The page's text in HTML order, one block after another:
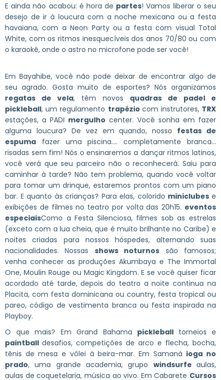
E ainda não acabou: é hora de partes! Vamos liberar o seu
desejo de ir à loucura com a noche mexicana ou a festa
havaiana, com a Neon Party ou a festa com visual Total
White, com os ritmos inesquecíveis dos anos 70/80 ou com
o karaokê, onde o astro no microfone pode ser você!
Em Bayahibe, você não pode deixar de encontrar algo de
seu agrado. Gosta muito de esportes? Nós organizamos
regatas de vela, têm novos quadras de padel e
pickleball, um regulamento trapézio com instrutores, TRX
estações, a PADI mergulho center. Você sonha em fazer
alguma loucura? De vez em quando, nosso festas de
espuma fazer uma piscina.... completamente branca...
risadas sem fim! Nós o ensinaremos a dançar ritmos latinos,
você verá que seu parceiro não o reconhecerá. Saiu para
caminhar à tarde? Não tem problema, quando você voltar
para tomar um drinque, estaremos prontos com um piano
bar. E quanto às crianças? Para elas, colorido miniclubese
exibições de filmes no teatro por volta das 20h15. eventos
especiaisComo a Festa Silenciosa, filmes sob as estrelas
(exceto com a lua cheia, que é muito brilhante no Caribe) e
noites criadas para nossos hóspedes, alternando suas
nacionalidades. Nossas shows noturnos são famosos;
venha conhecer as produções Akumbaya e The Immortal
One, Moulin Rouge ou Magic Kingdom. E se você quiser ficar
acordado até tarde, depois do teatro a noite continua na
Placita, com festa dominicana ou country, festa tropical ou
pareo, código de vestimenta branca ou festa inspirada na
Playboy.
O que mais? Em Grand Bahama pickleball torneios e
paintball desafios, competições de arco e flecha, bocha,
tênis de mesa e vôlei à beira-mar. Em Samaná ioga no
prado, uma grande academia, grupo windsurfeaulas,
aulas de coquetelaria, música ao vivo. Em Cabarete Cursos